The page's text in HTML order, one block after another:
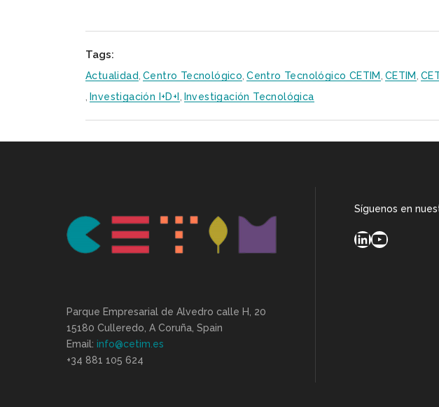
Tags:
Actualidad Centro Tecnológico Centro Tecnológico CETIM CETIM
Investigación I+D+i Investigación Tecnológica
Parque Empresarial de Alvedro calle H, 20
15180 Culleredo, A Coruña, Spain
Email: info@cetim.es
+34 881 105 624
Síguenos en
LinkedIn
YouTube